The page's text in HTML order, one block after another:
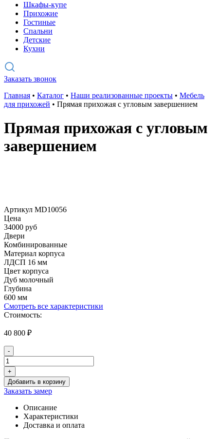
Шкафы-купе
Прихожие
Гостиные
Спальни
Детские
Кухни
Заказать звонок
Главная • Каталог • Наши реализованные проекты • Мебель
для прихожей • Прямая прихожая с угловым завершением
Прямая прихожая с угловым
завершением
Артикул MD10056
Цена
34000 руб
Двери
Комбинированные
Материал корпуса
ЛДСП 16 мм
Цвет корпуса
Дуб молочный
Глубина
600 мм
Смотреть все характеристики
Стоимость:
40 800 ₽
-
Количество
товара
Прямая
прихожая
с
угловым
завершением
+
Добавить в корзину
Заказать замер
Описание
Характеристики
Доставка и оплата